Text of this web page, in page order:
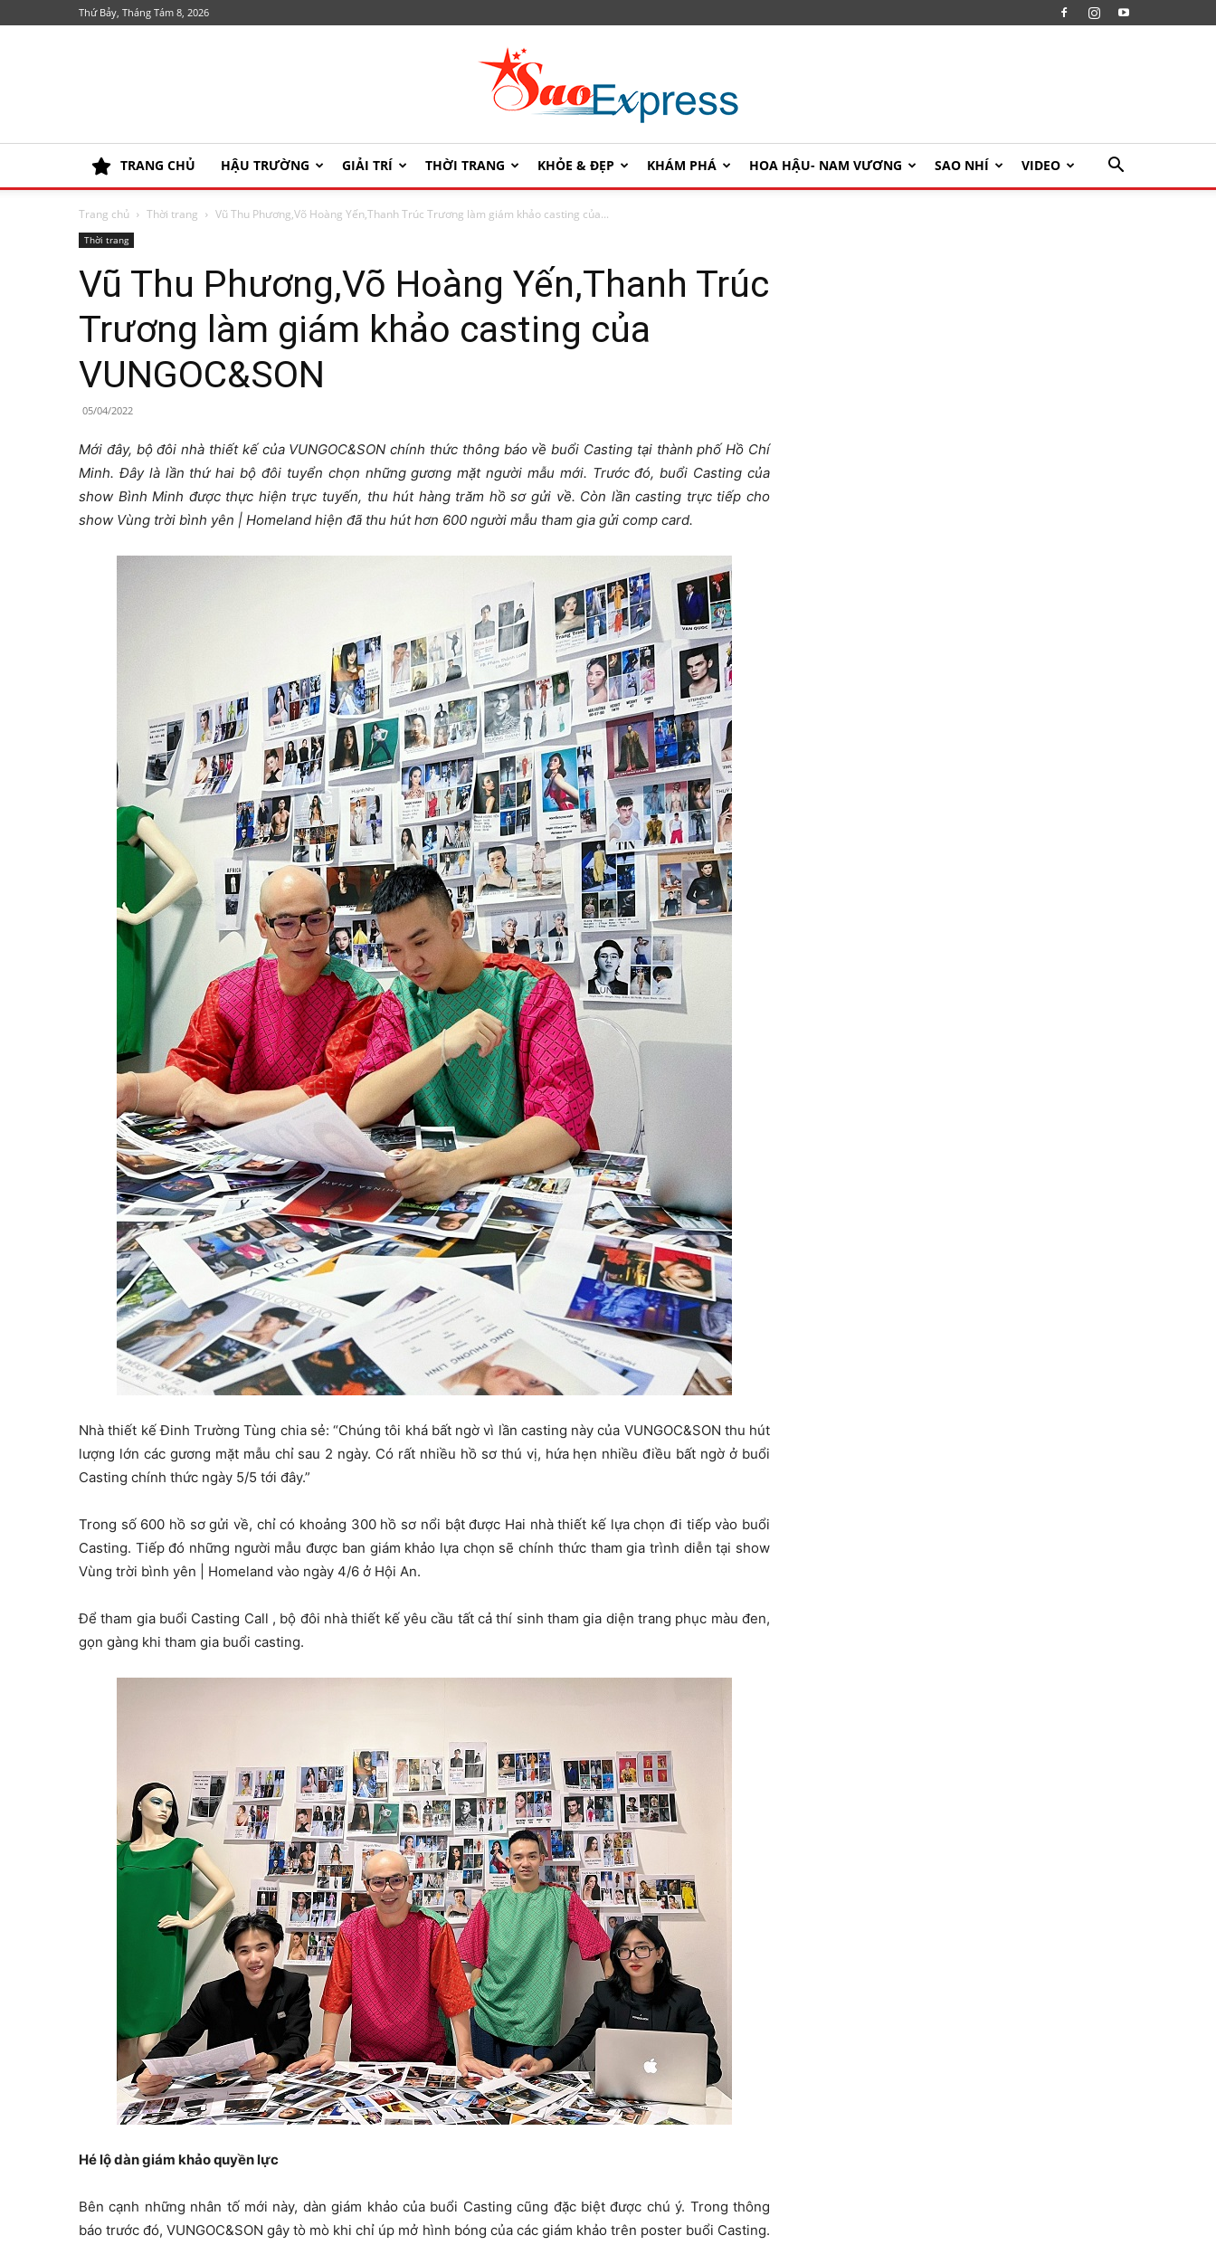
Thứ Bảy, Tháng Tám 8, 2026
SaoExpress
TRANG CHỦ HẬU TRƯỜNG GIẢI TRÍ THỜI TRANG KHỎE & ĐẸP KHÁM PHÁ HOA HẬU- NAM VƯƠNG SAO NHÍ VIDEO
Trang chủ Thời trang Vũ Thu Phương,Võ Hoàng Yến,Thanh Trúc Trương làm giám khảo casting của...
Thời trang
Vũ Thu Phương,Võ Hoàng Yến,Thanh Trúc
Trương làm giám khảo casting của
VUNGOC&SON
05/04/2022
Mới đây, bộ đôi nhà thiết kế của VUNGOC&SON chính thức thông báo về buổi Casting tại thành phố Hồ Chí
Minh. Đây là lần thứ hai bộ đôi tuyển chọn những gương mặt người mẫu mới. Trước đó, buổi Casting của
show Bình Minh được thực hiện trực tuyến, thu hút hàng trăm hồ sơ gửi về. Còn lần casting trực tiếp cho
show Vùng trời bình yên | Homeland hiện đã thu hút hơn 600 người mẫu tham gia gửi comp card.
Nhà thiết kế Đinh Trường Tùng chia sẻ: “Chúng tôi khá bất ngờ vì lần casting này của VUNGOC&SON thu hút
lượng lớn các gương mặt mẫu chỉ sau 2 ngày. Có rất nhiều hồ sơ thú vị, hứa hẹn nhiều điều bất ngờ ở buổi
Casting chính thức ngày 5/5 tới đây.”
Trong số 600 hồ sơ gửi về, chỉ có khoảng 300 hồ sơ nổi bật được Hai nhà thiết kế lựa chọn đi tiếp vào buổi
Casting. Tiếp đó những người mẫu được ban giám khảo lựa chọn sẽ chính thức tham gia trình diễn tại show
Vùng trời bình yên | Homeland vào ngày 4/6 ở Hội An.
Để tham gia buổi Casting Call , bộ đôi nhà thiết kế yêu cầu tất cả thí sinh tham gia diện trang phục màu đen,
gọn gàng khi tham gia buổi casting.
Hé lộ dàn giám khảo quyền lực
Bên cạnh những nhân tố mới này, dàn giám khảo của buổi Casting cũng đặc biệt được chú ý. Trong thông
báo trước đó, VUNGOC&SON gây tò mò khi chỉ úp mở hình bóng của các giám khảo trên poster buổi Casting.